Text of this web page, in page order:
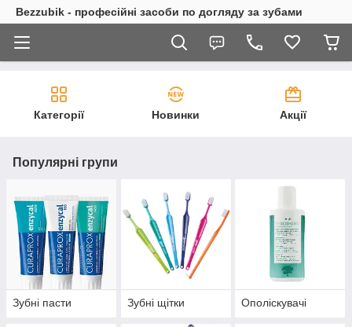
Bezzubik - професійні засоби по догляду за зубами
Категорії Новинки Акції
Популярні групи
Зубні пасти Зубні щітки Ополіскувачі